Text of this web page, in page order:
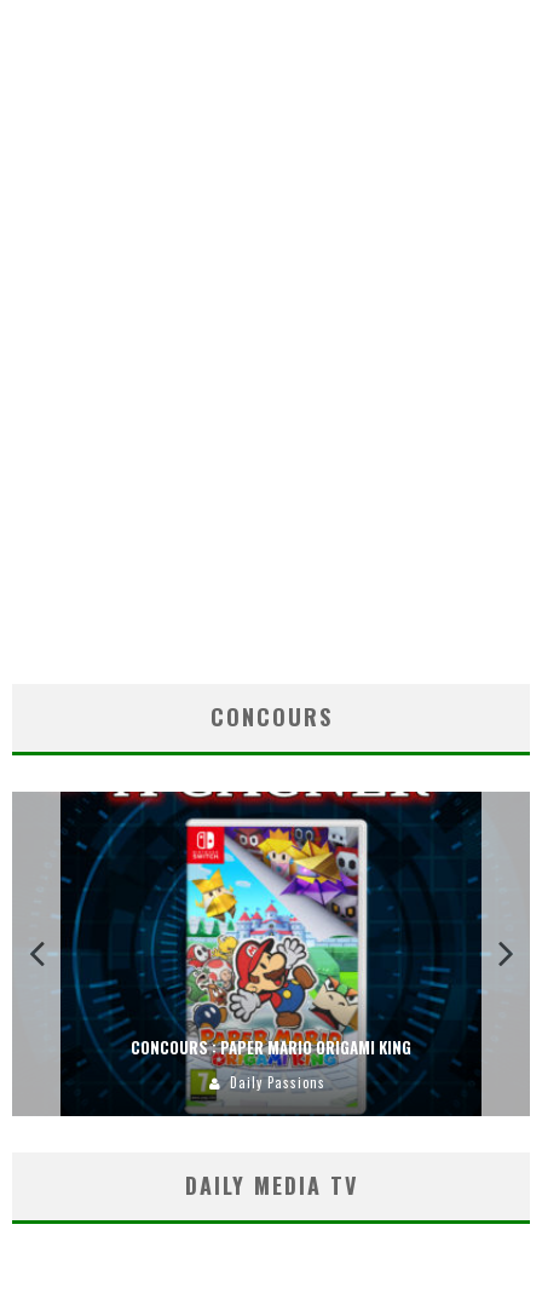
CONCOURS
CONCOURS : PAPER MARIO ORIGAMI KING
Daily Passions
DAILY MEDIA TV